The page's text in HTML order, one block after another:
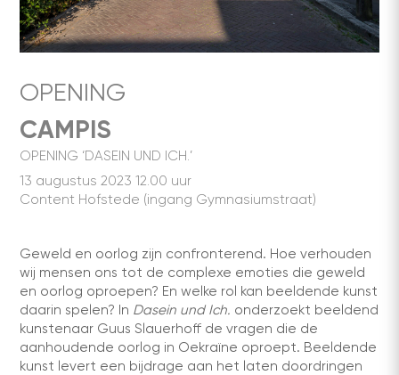
OPENING
CAMPIS
OPENING ‘DASEIN UND ICH.’
13 augustus 2023 12.00 uur
Content Hofstede (ingang Gymnasiumstraat)
Geweld en oorlog zijn confronterend. Hoe verhouden
wij mensen ons tot de complexe emoties die geweld
en oorlog oproepen? En welke rol kan beeldende kunst
daarin spelen? In Dasein und Ich. onderzoekt beeldend
kunstenaar Guus Slauerhoff de vragen die de
aanhoudende oorlog in Oekraïne oproept. Beeldende
kunst levert een bijdrage aan het laten doordringen